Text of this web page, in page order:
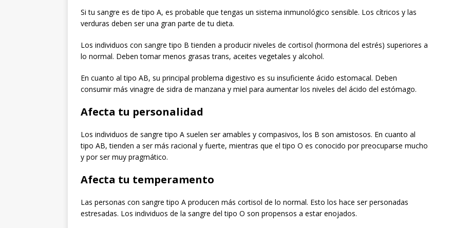
Si tu sangre es de tipo A, es probable que tengas un sistema inmunológico sensible. Los cítricos y las
verduras deben ser una gran parte de tu dieta.
Los individuos con sangre tipo B tienden a producir niveles de cortisol (hormona del estrés) superiores a
lo normal. Deben tomar menos grasas trans, aceites vegetales y alcohol.
En cuanto al tipo AB, su principal problema digestivo es su insuficiente ácido estomacal. Deben
consumir más vinagre de sidra de manzana y miel para aumentar los niveles del ácido del estómago.
Afecta tu personalidad
Los individuos de sangre tipo A suelen ser amables y compasivos, los B son amistosos. En cuanto al
tipo AB, tienden a ser más racional y fuerte, mientras que el tipo O es conocido por preocuparse mucho
y por ser muy pragmático.
Afecta tu temperamento
Las personas con sangre tipo A producen más cortisol de lo normal. Esto los hace ser personadas
estresadas. Los individuos de la sangre del tipo O son propensos a estar enojados.